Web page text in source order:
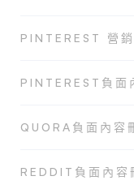
PINTEREST 營銷
PINTEREST負面
QUORA負面內容
REDDIT負面內容